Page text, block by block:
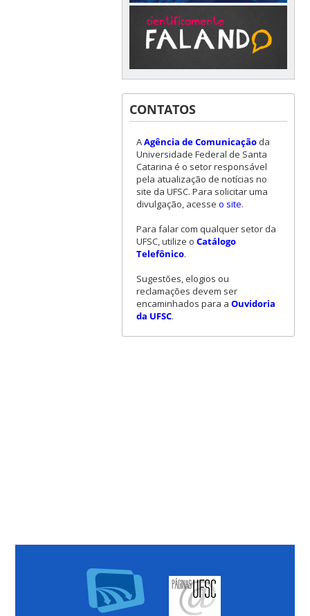
CONTATOS
AAgência de Comunicaçãoda
Universidade Federal de Santa
Catarina é o setor responsável
pela atualização de notícias no
site da UFSC. Para solicitar uma
divulgação, acesse o site.
Para falar com qualquer setor da
UFSC, utilize o Catálogo
Telefônico.
Sugestões, elogios ou
reclamações devem ser
encaminhados para a Ouvidoria
da UFSC.